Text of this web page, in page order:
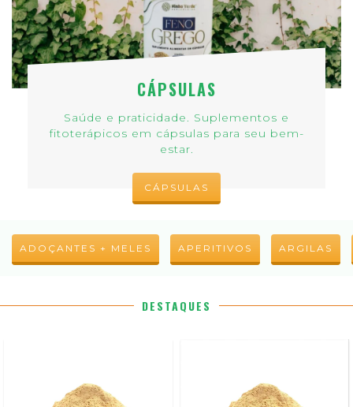
CÁPSULAS
Saúde e praticidade. Suplementos e
fitoterápicos em cápsulas para seu bem-
estar.
CÁPSULAS
ADOÇANTES + MELES APERITIVOS ARGILAS
DESTAQUES